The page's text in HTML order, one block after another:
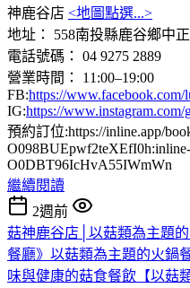
神鹿谷店 <地圖點選...>
地址： 558南投縣鹿谷鄉中
電話號碼： 04 9275 2889
營業時間： 11:00–19:00
FB:https://
IG:https://www.instagram.com/
預約訂位:https://inline.app/
O0DBT96IcHvA55IWmWn
繼續閱讀
2週前
菇神鹿谷店│以菇類為主題
餐廳》以菇類為主題的火鍋
味與健康的菇食餐飲【以菇